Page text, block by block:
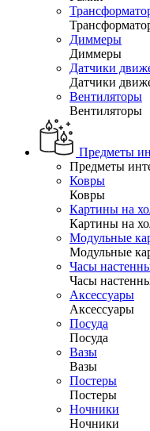
Диммеры
Диммеры
Датчики
Датчики
Вентиляторы
Вентиляторы
Предметы
Предметы
Ковры
Ковры
Картины на
Картины на
Модульные
Модульные
Часы
Часы
Аксессуары
Аксессуары
Посуда
Посуда
Вазы
Вазы
Постеры
Постеры
Ночники
Ночники